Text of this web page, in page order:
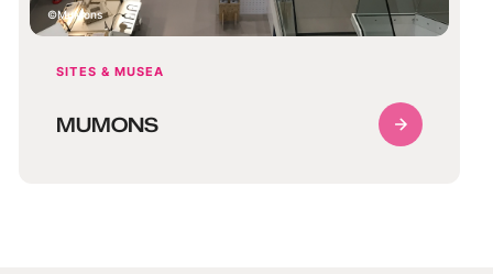
MuMons
SITES & MUSEA
MUMONS